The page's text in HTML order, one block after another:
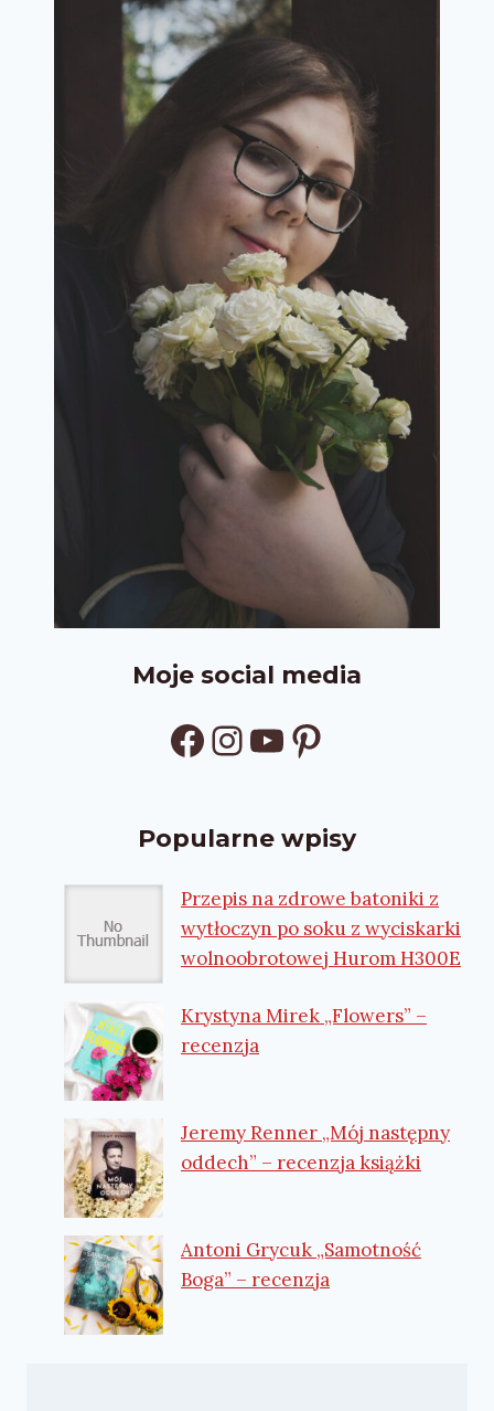
Moje social media
Facebook
Instagram
YouTube
Pinterest
Popularne wpisy
Przepis na zdrowe batoniki z
wytłoczyn po soku z wyciskarki
wolnoobrotowej Hurom H300E
Krystyna Mirek „Flowers” –
recenzja
Jeremy Renner „Mój następny
oddech” – recenzja książki
Antoni Grycuk „Samotność
Boga” – recenzja